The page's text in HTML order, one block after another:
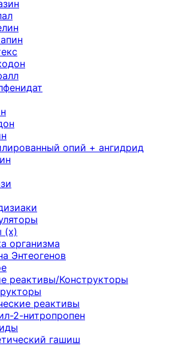
опий + ангидрид
(х)
организма
Энтеогенов
реактивы/Конструкторы
реактивы
2-нитропропен
гашиш